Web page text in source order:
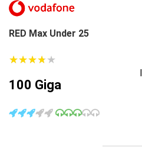
RED Max Under 25
★★★★★
★★★★★
100 Giga